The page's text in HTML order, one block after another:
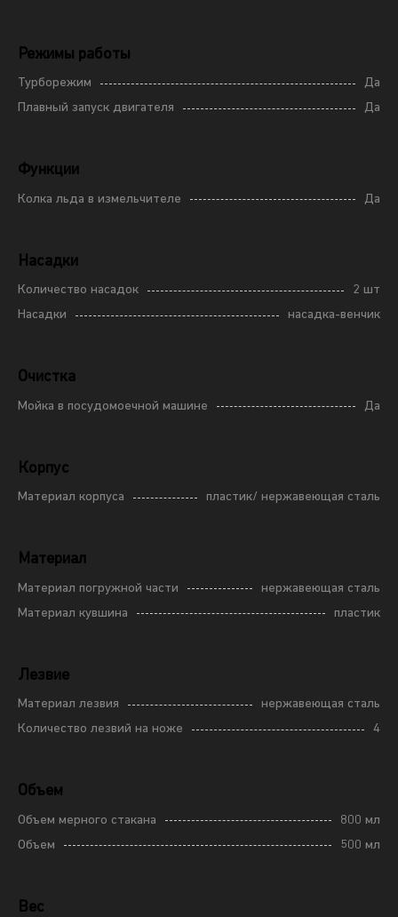
Режимы работы
Турборежим
Да
Плавный запуск двигателя
Да
Функции
Колка льда в измельчителе Да
Насадки
Количество насадок
2 шт
Насадки
насадка-венчик
Очистка
Мойка в посудомоечной машине Да
Корпус
Материал корпуса пластик/ нержавеющая сталь
Материал
Материал погружной части
нержавеющая сталь
Материал кувшина
пластик
Лезвие
Материал лезвия
нержавеющая сталь
Количество лезвий на ноже
4
Объем
Объем мерного стакана
800 мл
Объем
500 мл
Вес